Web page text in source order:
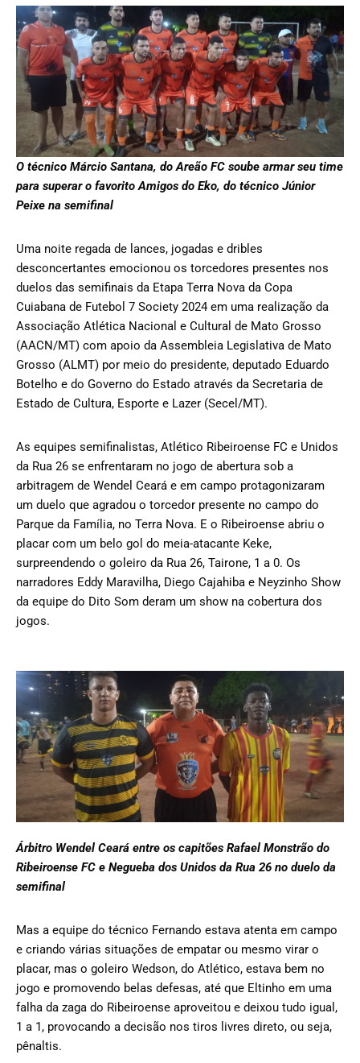
O técnico Márcio Santana, do Areão FC soube armar seu time
para superar o favorito Amigos do Eko, do técnico Júnior
Peixe na semifinal
Uma noite regada de lances, jogadas e dribles
desconcertantes emocionou os torcedores presentes nos
duelos das semifinais da Etapa Terra Nova da Copa
Cuiabana de Futebol 7 Society 2024 em uma realização da
Associação Atlética Nacional e Cultural de Mato Grosso
(AACN/MT) com apoio da Assembleia Legislativa de Mato
Grosso (ALMT) por meio do presidente, deputado Eduardo
Botelho e do Governo do Estado através da Secretaria de
Estado de Cultura, Esporte e Lazer (Secel/MT).
As equipes semifinalistas, Atlético Ribeiroense FC e Unidos
da Rua 26 se enfrentaram no jogo de abertura sob a
arbitragem de Wendel Ceará e em campo protagonizaram
um duelo que agradou o torcedor presente no campo do
Parque da Família, no Terra Nova. E o Ribeiroense abriu o
placar com um belo gol do meia-atacante Keke,
surpreendendo o goleiro da Rua 26, Tairone, 1 a 0. Os
narradores Eddy Maravilha, Diego Cajahiba e Neyzinho Show
da equipe do Dito Som deram um show na cobertura dos
jogos.
Árbitro Wendel Ceará entre os capitões Rafael Monstrão do
Ribeiroense FC e Negueba dos Unidos da Rua 26 no duelo da
semifinal
Mas a equipe do técnico Fernando estava atenta em campo
e criando várias situações de empatar ou mesmo virar o
placar, mas o goleiro Wedson, do Atlético, estava bem no
jogo e promovendo belas defesas, até que Eltinho em uma
falha da zaga do Ribeiroense aproveitou e deixou tudo igual,
1 a 1, provocando a decisão nos tiros livres direto, ou seja,
pênaltis.